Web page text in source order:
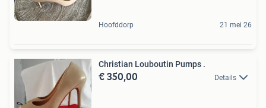
Hoofddorp 21 mei 26
Christian Louboutin Pumps .
€ 350,00 Details